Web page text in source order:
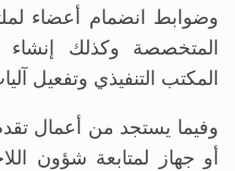
وضوابط انضمام أعضاء
المتخصصة وكذلك إنشاء
المكتب التنفيذي وتفعيل
وفيما يستجد من أعمال
أو جهاز لمتابعة شؤون